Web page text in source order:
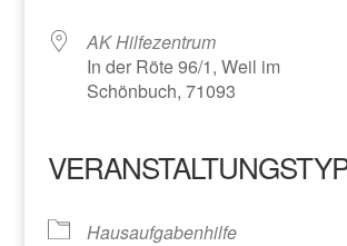
AK Hilfezentrum
In der Röte 96/1, Weil im
Schönbuch, 71093
Hausaufgabenhilfe